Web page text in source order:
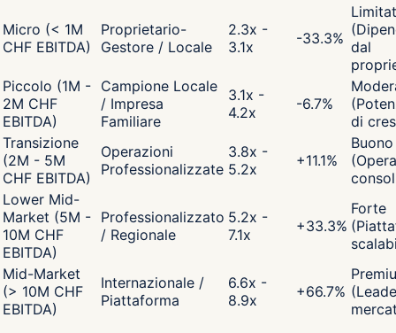
Micro (< 1M
CHF EBITDA)
Proprietario-
Gestore / Locale
2.3x -
3.1x
-33.3% dal
Piccolo (1M -
2M CHF
EBITDA)
Campione Locale
/ Impresa
Familiare
3.1x -
4.2x
-6.7%
di
Transizione
(2M - 5M
CHF EBITDA)
Operazioni
Professionalizzate
3.8x -
5.2x
+11.1%
Buono
Lower Mid-
Market (5M -
10M CHF
EBITDA)
Professionalizzato
/ Regionale
5.2x -
7.1x
+33.3%
Forte
Mid-Market
(> 10M CHF
EBITDA)
Internazionale /
Piattaforma
6.6x -
8.9x
+66.7%